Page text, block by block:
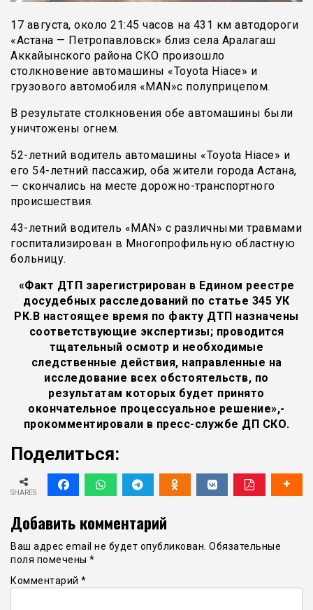
17 августа, около 21:45 часов на 431 км автодороги
«Астана — Петропавловск» близ села Аралагаш
Аккайынского района СКО произошло
столкновение автомашины «Toyota Hiace» и
грузового автомобиля «MAN»с полуприцепом.
В результате столкновения обе автомашины были
уничтожены огнем.
52-летний водитель автомашины «Toyota Hiace» и
его 54-летний пассажир, оба жители города Астана,
— скончались на месте дорожно-транспортного
происшествия.
43-летний водитель «MAN» с различными травмами
госпитализирован в Многопрофильную областную
больницу.
«Факт ДТП зарегистрирован в Едином реестре
досудебных расследований по статье 345 УК
РК.В настоящее время по факту ДТП назначены
соответствующие экспертизы; проводится
тщательный осмотр и необходимые
следственные действия, направленные на
исследование всех обстоятельств, по
результатам которых будет принято
окончательное процессуальное решение»,-
прокомментировали в пресс-службе ДП СКО.
Поделиться:
SHARES
Добавить комментарий
Ваш адрес email не будет опубликован. Обязательные
поля помечены *
Комментарий *